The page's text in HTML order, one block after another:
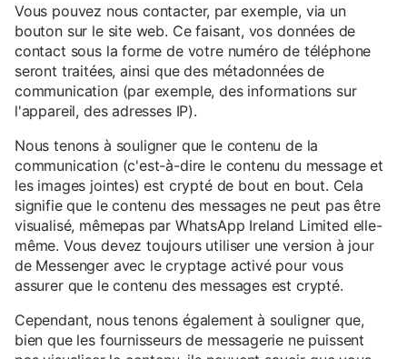
Vous pouvez nous contacter, par exemple, via un
bouton sur le site web. Ce faisant, vos données de
contact sous la forme de votre numéro de téléphone
seront traitées, ainsi que des métadonnées de
communication (par exemple, des informations sur
l'appareil, des adresses IP).
Nous tenons à souligner que le contenu de la
communication (c'est-à-dire le contenu du message et
les images jointes) est crypté de bout en bout. Cela
signifie que le contenu des messages ne peut pas être
visualisé, mêmepas par WhatsApp Ireland Limited elle-
même. Vous devez toujours utiliser une version à jour
de Messenger avec le cryptage activé pour vous
assurer que le contenu des messages est crypté.
Cependant, nous tenons également à souligner que,
bien que les fournisseurs de messagerie ne puissent